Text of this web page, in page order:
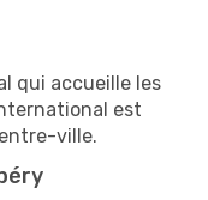
qui accueille les
est
ville.